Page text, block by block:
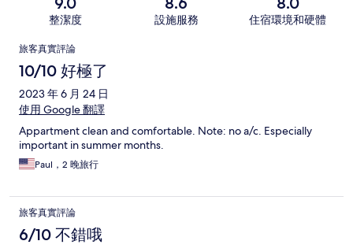
整潔度 設施服務 住宿環境和硬體
評
論
旅客真實評論
10/10 好極了
2023 年 6 月 24 日
使用 Google 翻譯
Appartment clean and comfortable. Note: no a/c. Especially
important in summer months.
Paul，2 晚旅行
旅客真實評論
6/10 不錯哦